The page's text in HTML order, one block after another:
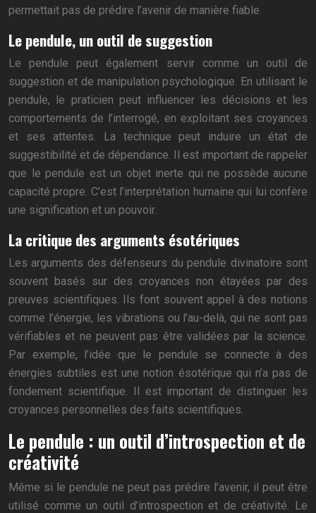
permettait pas de prédire l’avenir de manière fiable.
Le pendule, un outil de suggestion
Le pendule peut également servir comme un outil de
suggestion et de manipulation psychologique. En utilisant le
pendule, le praticien peut influencer les décisions et les
comportements de l’interrogé, en exploitant ses croyances
et ses attentes. La technique peut induire un état de
suggestibilité et de dépendance. Il est important de rappeler
que le pendule est un objet inerte qui ne possède aucune
capacité propre. C’est l’interprétation humaine qui lui confère
une signification et un pouvoir.
La critique des arguments ésotériques
Les arguments des défenseurs du pendule divinatoire sont
souvent basés sur des croyances non étayées par des
preuves scientifiques. Ils font souvent appel à des notions
comme l’énergie, les vibrations ou l’au-delà, qui ne sont pas
vérifiables et ne peuvent pas être validées par la science.
Par exemple, l’idée que le pendule se connecte à des
énergies subtiles est une notion ésotérique qui n’a pas de
fondement scientifique. Il est important de distinguer les
croyances personnelles des faits scientifiques.
Le pendule : un outil d’introspection et de
créativité
Même si le pendule ne peut pas prédire l’avenir, il peut être
utilisé comme un outil d’introspection et de créativité. Le